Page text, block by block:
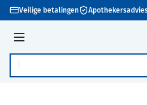
Ga naar de inhoud
Veilige betalingen
Menu
Product, merk, categorie...